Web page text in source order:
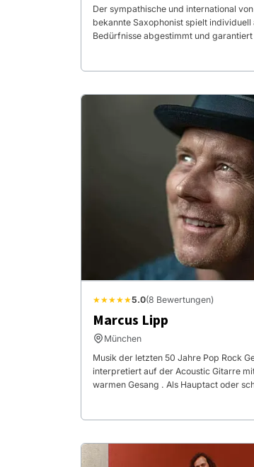
Der sympathische und international
bekannte Saxophonist spielt individuell
Bedürfnisse abgestimmt und
★★★★★5.0(8 Bewertungen)
Marcus Lipp
München
Musik der letzten 50 Jahre Pop Rock
interpretiert auf der Acoustic Gitarre
warmen Gesang . Als Hauptact oder